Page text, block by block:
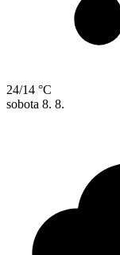
24/14 °C
sobota 8. 8.